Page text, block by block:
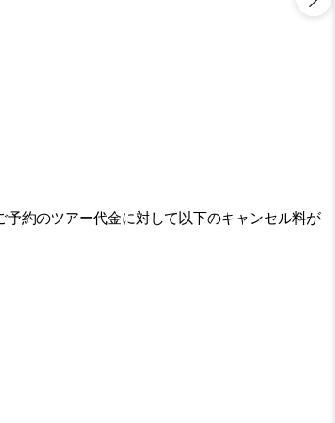
約のツアー代金に対して以下のキャンセル料が